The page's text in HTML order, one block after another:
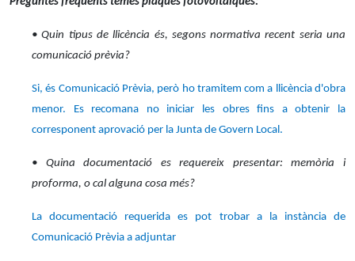
• Quin tipus de llicència és, segons normativa recent seria una
comunicació prèvia?
Si, és Comunicació Prèvia, però ho tramitem com a llicència d'obra
menor. Es recomana no iniciar les obres fins a obtenir la
corresponent aprovació per la Junta de Govern Local.
• Quina documentació es requereix presentar: memòria i
proforma, o cal alguna cosa més?
La documentació requerida es pot trobar a la instància de
Comunicació Prèvia a adjuntar